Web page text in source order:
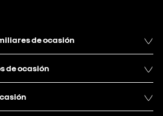
de ocasión
de ocasión